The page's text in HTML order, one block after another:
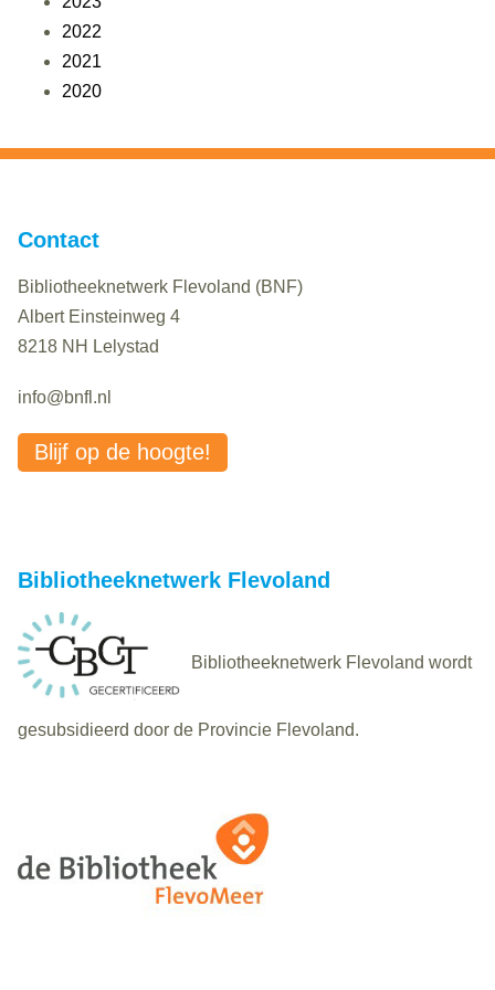
2022
2021
2020
Contact
Bibliotheeknetwerk Flevoland (BNF)
Albert Einsteinweg 4
8218 NH Lelystad
info@bnfl.nl
Blijf op de hoogte!
Bibliotheeknetwerk Flevoland
Bibliotheeknetwerk Flevoland wordt
gesubsidieerd door de Provincie Flevoland.